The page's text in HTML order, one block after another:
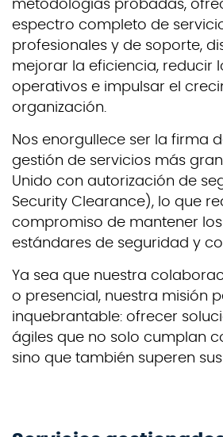
metodologías probadas,
espectro completo de
profesionales y de soporte,
mejorar la eficiencia, reducir
operativos e impulsar el
organización.
Nos enorgullece ser la firma
gestión de servicios más
Unido con autorización de
Security Clearance), lo que
compromiso de mantener
estándares de seguridad y
Ya sea que nuestra
o presencial, nuestra misión
inquebrantable: ofrecer
ágiles que no solo cumplan
sino que también superen